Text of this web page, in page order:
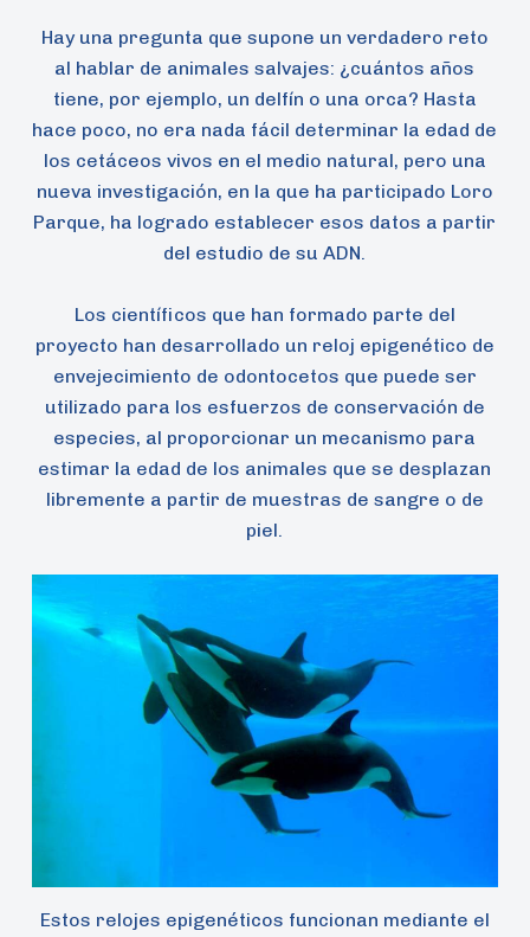
Hay una pregunta que supone un verdadero reto
al hablar de animales salvajes: ¿cuántos años
tiene, por ejemplo, un delfín o una orca? Hasta
hace poco, no era nada fácil determinar la edad de
los cetáceos vivos en el medio natural, pero una
nueva investigación, en la que ha participado Loro
Parque, ha logrado establecer esos datos a partir
del estudio de su ADN.
Los científicos que han formado parte del
proyecto han desarrollado un reloj epigenético de
envejecimiento de odontocetos que puede ser
utilizado para los esfuerzos de conservación de
especies, al proporcionar un mecanismo para
estimar la edad de los animales que se desplazan
libremente a partir de muestras de sangre o de
piel.
Estos relojes epigenéticos funcionan mediante el